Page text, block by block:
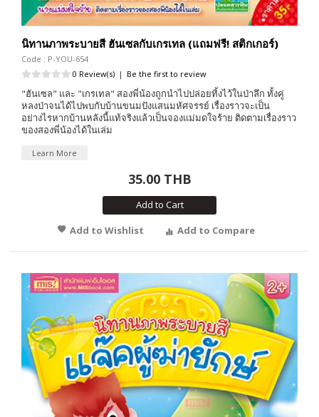
นิทานภาพระบายสี ฮันเซลกับเกรเทล (แถมฟรี! สติกเกอร์)
Code : P-YOU-654
0 Review(s) | Be the first to review
"ฮันเซล" และ "เกรเทล" สองพี่น้องถูกนำไปปล่อยทิ้งไว้ในป่าลึก ทั้งคู่
หลงป่าจนได้ไปพบกับบ้านขนมปังแสนมหัศจรรย์ เรื่องราวจะเป็น
อย่างไรหากบ้านหลังนี้แท้จริงแล้วเป็นจองแม่มดใจร้าย ติดตามเรื่องราว
ของสองพี่น้องได้ในเล่ม
Learn More
35.00 THB
Add to Cart
Add to Wishlist
Add to Compare